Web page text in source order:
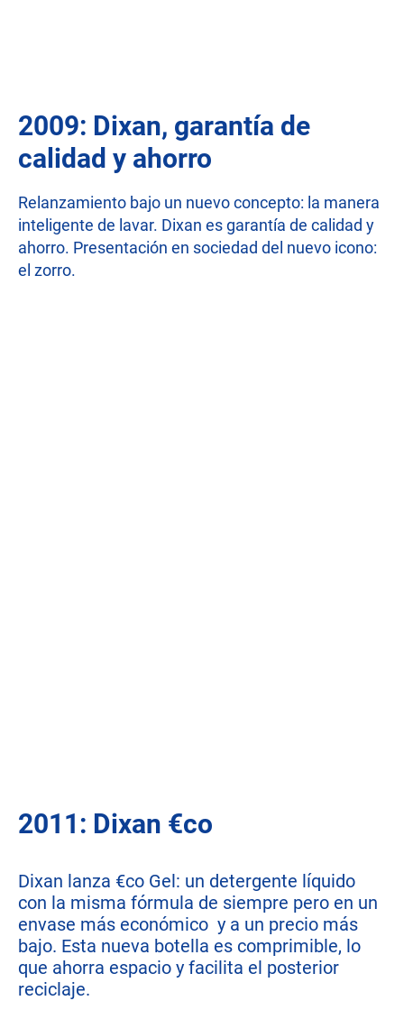
2009: Dixan, garantía de
calidad y ahorro
Relanzamiento bajo un nuevo concepto: la manera
inteligente de lavar. Dixan es garantía de calidad y
ahorro. Presentación en sociedad del nuevo icono:
el zorro.
2011: Dixan €co
Dixan lanza €co Gel: un detergente líquido
con la misma fórmula de siempre pero en un
envase más económico y a un precio más
bajo. Esta nueva botella es comprimible, lo
que ahorra espacio y facilita el posterior
reciclaje.